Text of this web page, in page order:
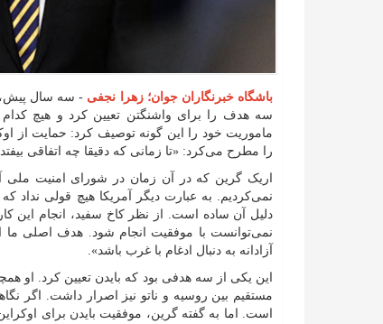
باشگاه خبرنگاران جوان؛ زهرا نجفی - سه سال پیش،
سه هدف را برای واشنگتن تعیین کرد و هیچ
ماموریت خود را این گونه توصیف کرد: حمایت از
را مطرح می‌کرد: «تا زمانی که دقیقا چه اتفاقی
اریک گرین که در آن زمان در شورای امنیت ملی
نمی‌کردیم. به عبارت دیگر آمریکا هیچ قولی نداد
دلیل آن ساده است. از نظر کاخ سفید، انجام این
نمی‌توانست با موفقیت انجام شود. هدف اصلی ما
آزادانه به دنبال ادغام با غرب باشد».
این یکی از سه هدفی بود که بایدن تعیین کرد. او
مستقیم بین روسیه و ناتو نیز اصرار داشت. اگر
است. اما به گفته گرین، موفقیت بایدن برای